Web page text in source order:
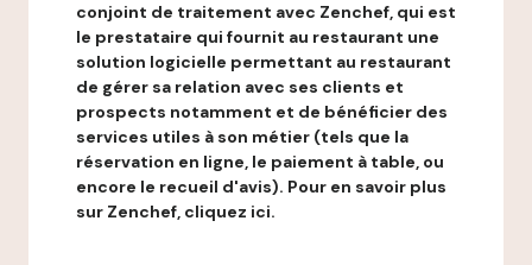
conjoint de traitement avec Zenchef, qui est
le prestataire qui fournit au restaurant une
solution logicielle permettant au restaurant
de gérer sa relation avec ses clients et
prospects notamment et de bénéficier des
services utiles à son métier (tels que la
réservation en ligne, le paiement à table, ou
encore le recueil d'avis). Pour en savoir plus
sur Zenchef, cliquez ici.